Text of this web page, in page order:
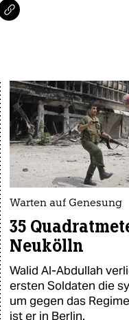
Warten auf Genesung
35
Neukölln
Walid Al-Abdullah
ersten Soldaten die
um gegen das
ist er in Berlin.